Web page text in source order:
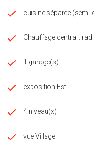
cuisine séparée (semi-
Chauffage central :
1 garage(s)
exposition Est
4 niveau(x)
vue Village